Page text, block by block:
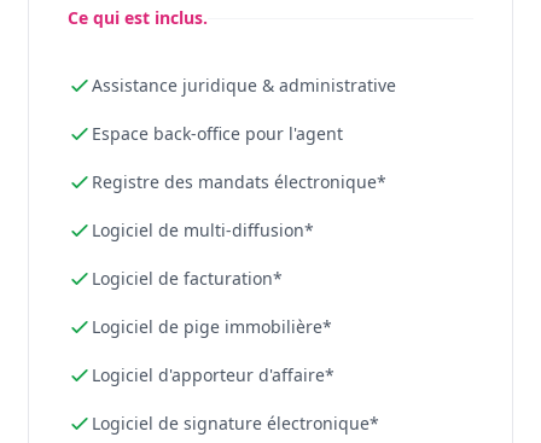
Ce qui est inclus.
Assistance juridique & administrative
Espace back-office pour l'agent
Registre des mandats électronique*
Logiciel de multi-diffusion*
Logiciel de facturation*
Logiciel de pige immobilière*
Logiciel d'apporteur d'affaire*
Logiciel de signature électronique*